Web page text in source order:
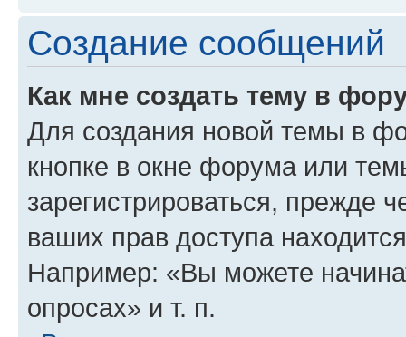
Создание сообщений
Как мне создать тему в
Для создания новой темы в
кнопке в окне форума или
зарегистрироваться, прежде
ваших прав доступа
Например: «Вы можете
опросах» и т. п.